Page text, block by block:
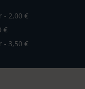
- 2,00 €
€
- 3,50 €